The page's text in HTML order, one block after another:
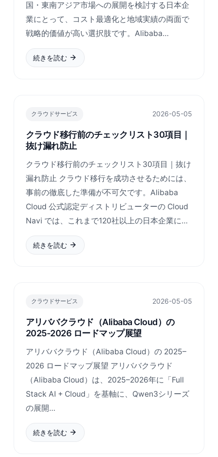
国・東南アジア市場への展開を検討する日本企
業にとって、コスト最適化と地域実績の両面で
戦略的価値が高い選択肢です。Alibaba…
続きを読む
クラウドサービス 2026-05-05
クラウド移行前のチェックリスト30項目｜
抜け漏れ防止
クラウド移行前のチェックリスト30項目｜抜け
漏れ防止 クラウド移行を成功させるためには、
事前の徹底した準備が不可欠です。Alibaba
Cloud 公式認定ディストリビューターの Cloud
Navi では、これまで120社以上の日本企業に…
続きを読む
クラウドサービス 2026-05-05
アリババクラウド（Alibaba Cloud）の
2025-2026 ロードマップ展望
アリババクラウド（Alibaba Cloud）の 2025–
2026 ロードマップ展望 アリババクラウド
（Alibaba Cloud）は、2025–2026年に「Full
Stack AI + Cloud」を基軸に、Qwen3シリーズ
の展開…
続きを読む